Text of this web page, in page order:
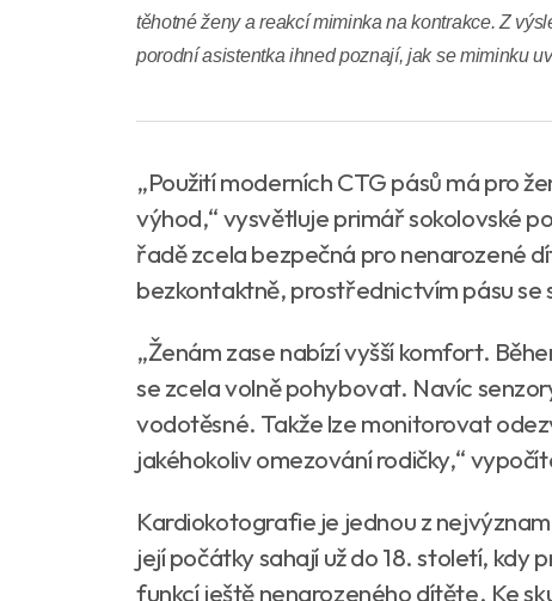
těhotné ženy a reakcí miminka na kontrakce. Z
porodní asistentka ihned poznají, jak se miminku
„Použití moderních CTG pásů má pro
výhod,“ vysvětluje primář sokolovské
řadě zcela bezpečná pro nenarozené
bezkontaktně, prostřednictvím pásu se
„Ženám zase nabízí vyšší komfort.
se zcela volně pohybovat. Navíc
vodotěsné. Takže lze monitorovat
jakéhokoliv omezování rodičky,“
Kardiokotografie je jednou z
její počátky sahají už do 18. století, kdy
funkcí ještě nenarozeného dítěte. Ke